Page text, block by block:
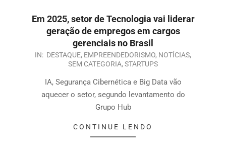
Em 2025, setor de Tecnologia vai liderar
geração de empregos em cargos
gerenciais no Brasil
IN: DESTAQUE, EMPREENDEDORISMO, NOTÍCIAS,
SEM CATEGORIA, STARTUPS
IA, Segurança Cibernética e Big Data vão
aquecer o setor, segundo levantamento do
Grupo Hub
CONTINUE LENDO